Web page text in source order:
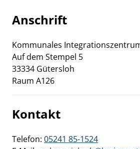
Anschrift
Kommunales
Auf dem Stempel 5
33334 Gütersloh
Raum A126
Kontakt
Telefon: 05241 85-1524